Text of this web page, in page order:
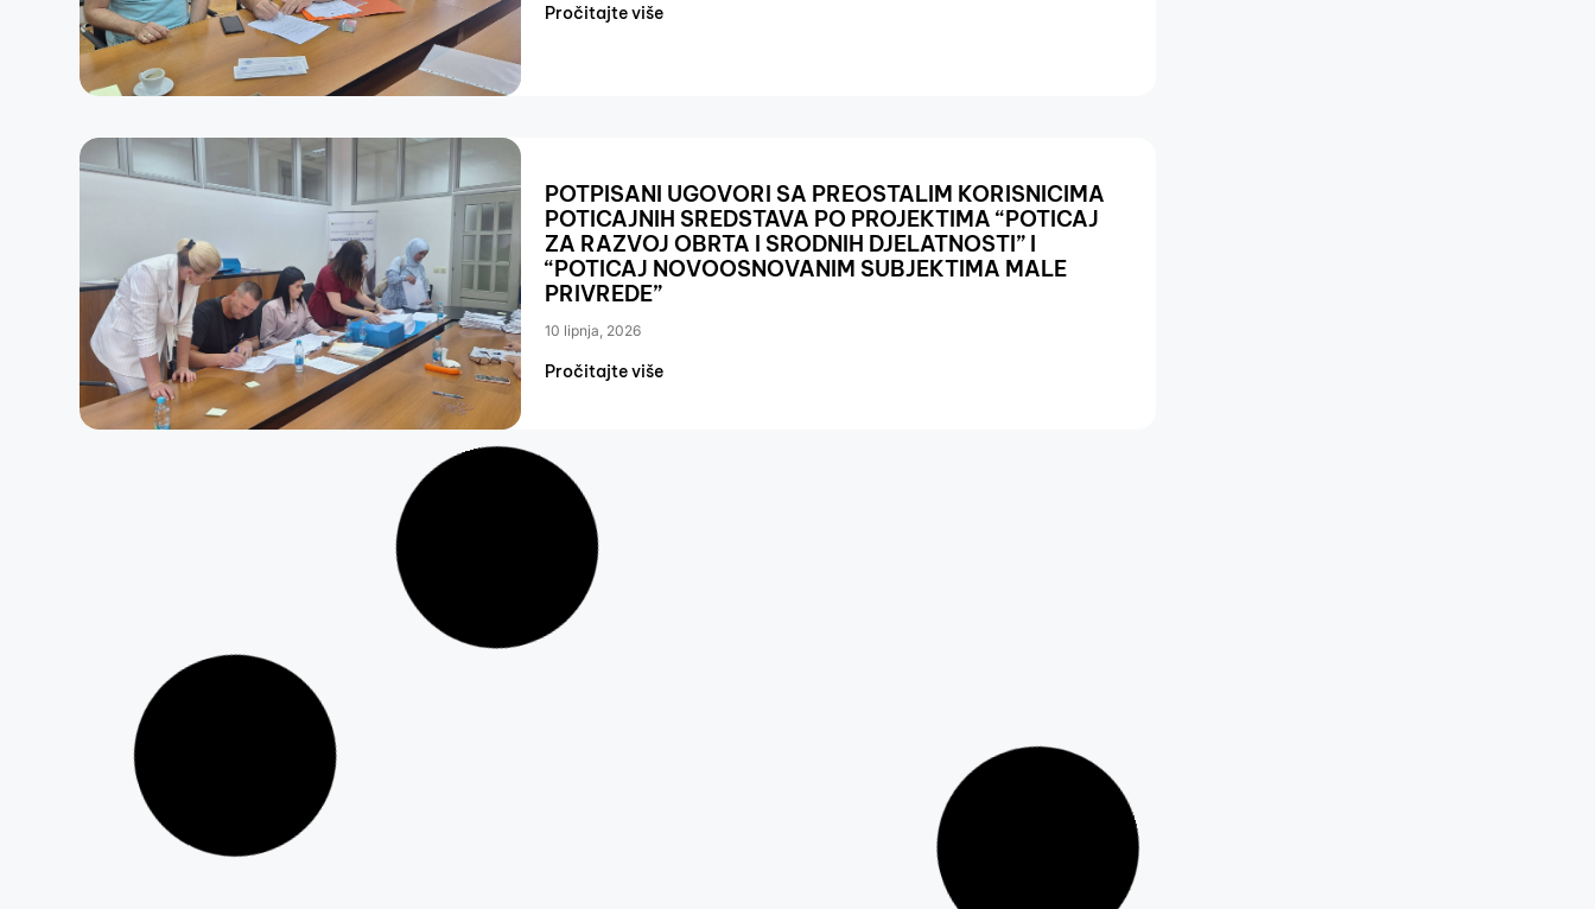
Pročitajte više
POTPISANI UGOVORI SA PREOSTALIM KORISNICIMA
POTICAJNIH SREDSTAVA PO PROJEKTIMA “POTICAJ
ZA RAZVOJ OBRTA I SRODNIH DJELATNOSTI” I
“POTICAJ NOVOOSNOVANIM SUBJEKTIMA MALE
PRIVREDE”
10 lipnja, 2026
Pročitajte više